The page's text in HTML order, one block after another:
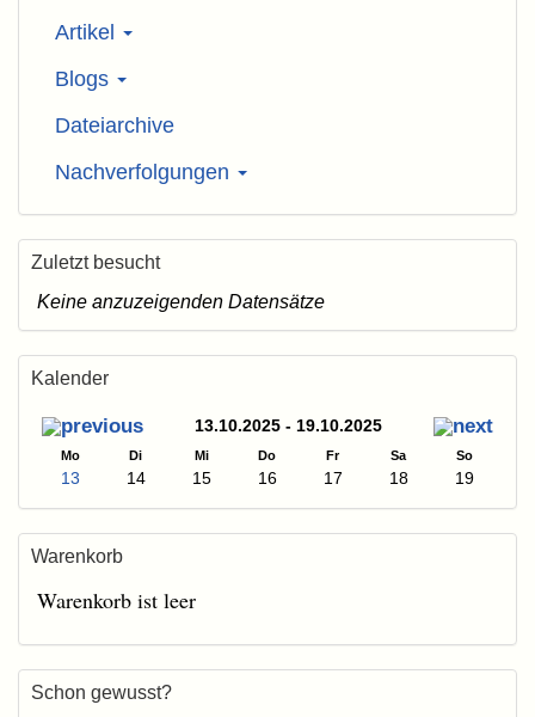
Artikel
Blogs
Dateiarchive
Nachverfolgungen
Zuletzt besucht
Keine anzuzeigenden Datensätze
Kalender
13.10.2025 - 19.10.2025
Mo Di Mi Do Fr Sa So
13 14 15 16 17 18 19
Warenkorb
Warenkorb ist leer
Schon gewusst?